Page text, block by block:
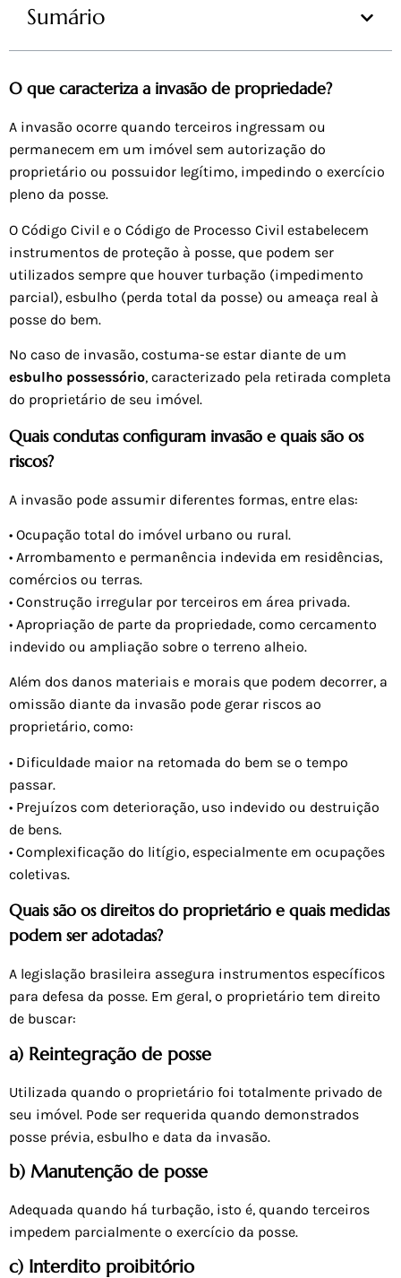
Sumário
O que caracteriza a invasão de propriedade?
A invasão ocorre quando terceiros ingressam ou
permanecem em um imóvel sem autorização do
proprietário ou possuidor legítimo, impedindo o exercício
pleno da posse.
O Código Civil e o Código de Processo Civil estabelecem
instrumentos de proteção à posse, que podem ser
utilizados sempre que houver turbação (impedimento
parcial), esbulho (perda total da posse) ou ameaça real à
posse do bem.
No caso de invasão, costuma-se estar diante de um
esbulho possessório, caracterizado pela retirada completa
do proprietário de seu imóvel.
Quais condutas configuram invasão e quais são os
riscos?
A invasão pode assumir diferentes formas, entre elas:
• Ocupação total do imóvel urbano ou rural.
• Arrombamento e permanência indevida em residências,
comércios ou terras.
• Construção irregular por terceiros em área privada.
• Apropriação de parte da propriedade, como cercamento
indevido ou ampliação sobre o terreno alheio.
Além dos danos materiais e morais que podem decorrer, a
omissão diante da invasão pode gerar riscos ao
proprietário, como:
• Dificuldade maior na retomada do bem se o tempo
passar.
• Prejuízos com deterioração, uso indevido ou destruição
de bens.
• Complexificação do litígio, especialmente em ocupações
coletivas.
Quais são os direitos do proprietário e quais medidas
podem ser adotadas?
A legislação brasileira assegura instrumentos específicos
para defesa da posse. Em geral, o proprietário tem direito
de buscar:
a) Reintegração de posse
Utilizada quando o proprietário foi totalmente privado de
seu imóvel. Pode ser requerida quando demonstrados
posse prévia, esbulho e data da invasão.
b) Manutenção de posse
Adequada quando há turbação, isto é, quando terceiros
impedem parcialmente o exercício da posse.
c) Interdito proibitório